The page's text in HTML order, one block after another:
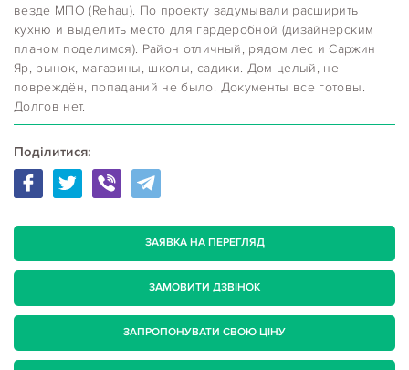
везде МПО (Rehau). По проекту задумывали расширить
кухню и выделить место для гардеробной (дизайнерским
планом поделимся). Район отличный, рядом лес и Саржин
Яр, рынок, магазины, школы, садики. Дом целый, не
повреждён, попаданий не было. Документы все готовы.
Долгов нет.
Поділитися:
ЗАЯВКА НА ПЕРЕГЛЯД
ЗАМОВИТИ ДЗВІНОК
ЗАПРОПОНУВАТИ СВОЮ ЦІНУ